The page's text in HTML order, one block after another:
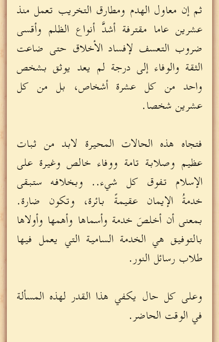
ثم إن معاول الهدم ومطارق التخريب تعمل منذ
عشرين عاما مقترفة أشدَّ أنواع الظلم وأقسى
ضروب التعسف لإفساد الأخلاق حتى ضاعت
الثقة والوفاء إلى درجة لم يعد يوثق بشخص
واحد من كل عشرة أشخاص، بل من كل
عشرين شخصا.
فتجاه هذه الحالات المحيرة لابد من ثبات
عظيم وصلابة تامة ووفاء خالص وغيرة على
الإسلام تفوق كل شيء.. وبخلافه ستبقى
خدمةُ الإيمان عقيمةً بائرة، وتكون ضارة.
بمعنى أن أخلصَ خدمة وأسماها وأهمها وأولاها
بالتوفيق هي الخدمة السامية التي يعمل فيها
طلاب رسائل النور.
وعلى كل حال يكفي هذا القدر لهذه المسألة
في الوقت الحاضر.